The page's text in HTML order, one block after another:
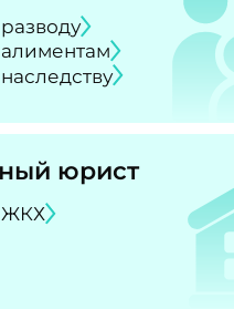
юрист
ЖКХ